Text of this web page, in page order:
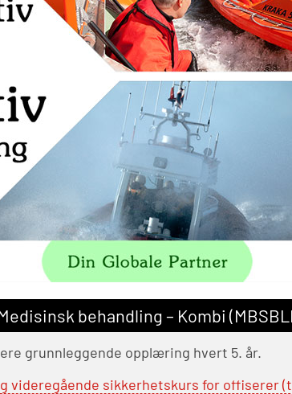
behandling – Kombi
grunnleggende opplæring hvert 5. år.
videregående sikkerhetskurs for offiserer